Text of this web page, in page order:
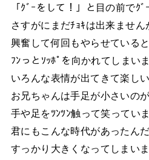
「ｸﾞｰをして！」と目の前でｸ
さすがにまだﾁｮｷは出来ません
興奮して何回もやらせていると
ﾌﾝっとｿｯﾎﾟを向かれてしまい
いろんな表情が出てきて楽しい
お兄ちゃんは手足が小さいの
手や足をﾂﾝﾂﾝ触って笑っていま
君にもこんな時代があったん
すっかり大きくなってしまいま